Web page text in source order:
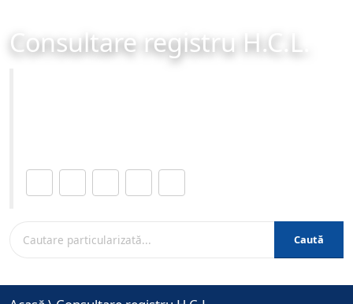
Consultare registru H.C.L.
Caută